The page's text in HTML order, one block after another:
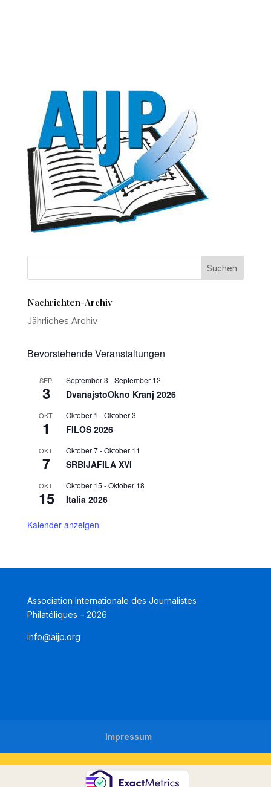
Nachrichten-Archiv
Jährliches Archiv
Bevorstehende Veranstaltungen
SEP.
3
September 3 -September 12
DvanajstoOkno Kranj 2026
OKT.
1
Oktober 1 -Oktober 3
FILOS 2026
OKT.
7
Oktober 7-Oktober 11
SRBIJAFILA XVI
OKT.
15
Oktober 15 -Oktober 18
Italia 2026
Kalender anzeigen
Association Internationale des Journalistes
Philatéliques – 2026
info@aijp.org
Impressum